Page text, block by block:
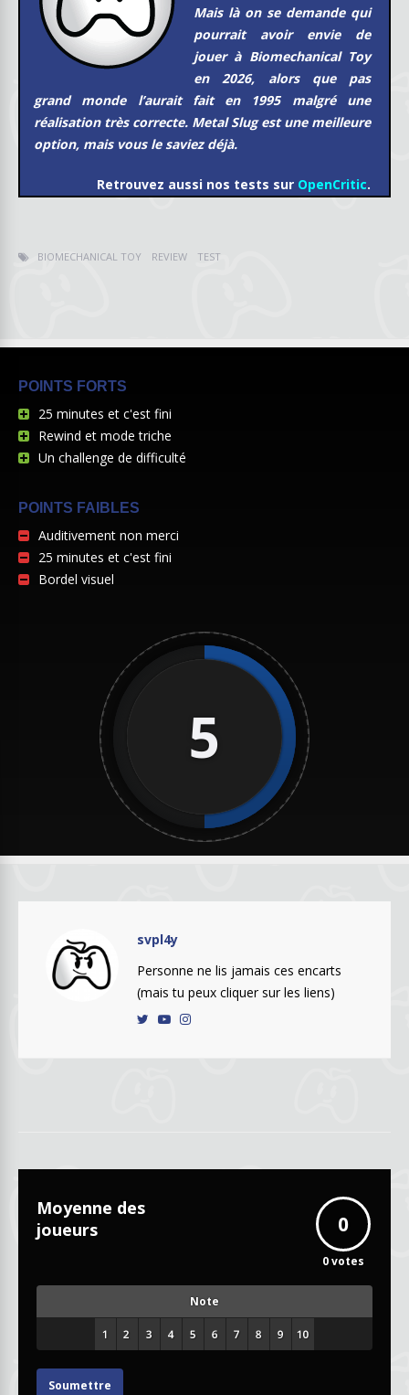
Mais là on se demande qui
pourrait avoir envie de
jouer à Biomechanical Toy
en 2026, alors que pas
grand monde l’aurait fait en 1995 malgré une
réalisation très correcte. Metal Slug est une meilleure
option, mais vous le saviez déjà.
Retrouvez aussi nos tests sur OpenCritic.
BIOMECHANICAL TOY REVIEW TEST
POINTS FORTS
25 minutes et c'est fini
Rewind et mode triche
Un challenge de difficulté
POINTS FAIBLES
Auditivement non merci
25 minutes et c'est fini
Bordel visuel
5
svpl4y
Personne ne lis jamais ces encarts
(mais tu peux cliquer sur les liens)
Moyenne des
joueurs
0
0votes
Note
Soumettre